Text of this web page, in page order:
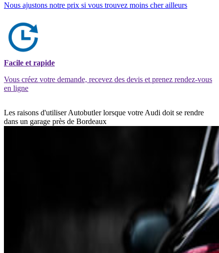
Nous ajustons notre prix si vous trouvez moins cher ailleurs
Facile et rapide
Vous créez votre demande, recevez des devis et prenez rendez-vous
en ligne
Les raisons d'utiliser Autobutler lorsque votre Audi doit se rendre
dans un garage près de Bordeaux